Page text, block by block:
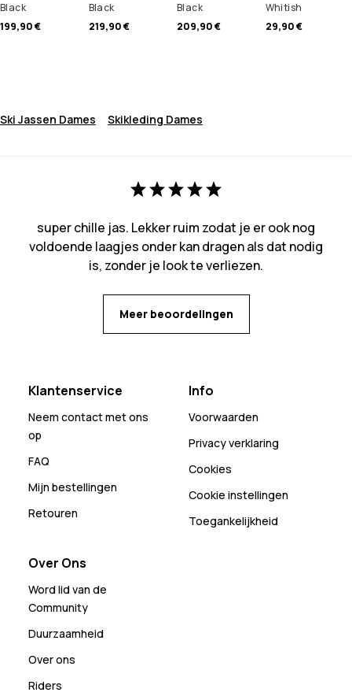
Black
199,90 €
Black
219,90 €
Black
209,90 €
Whitish
29,90 €
Ski Jassen Dames Skikleding Dames
super chille jas. Lekker ruim zodat je er ook nog
voldoende laagjes onder kan dragen als dat nodig
is, zonder je look te verliezen.
Meer beoordelingen
Klantenservice
Neem contact met ons
op
FAQ
Mijn bestellingen
Retouren
Info
Voorwaarden
Privacy verklaring
Cookies
Cookie instellingen
Toegankelijkheid
Over Ons
Word lid van de
Community
Duurzaamheid
Over ons
Riders